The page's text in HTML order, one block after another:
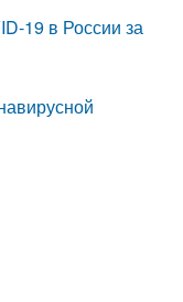
19 в России за